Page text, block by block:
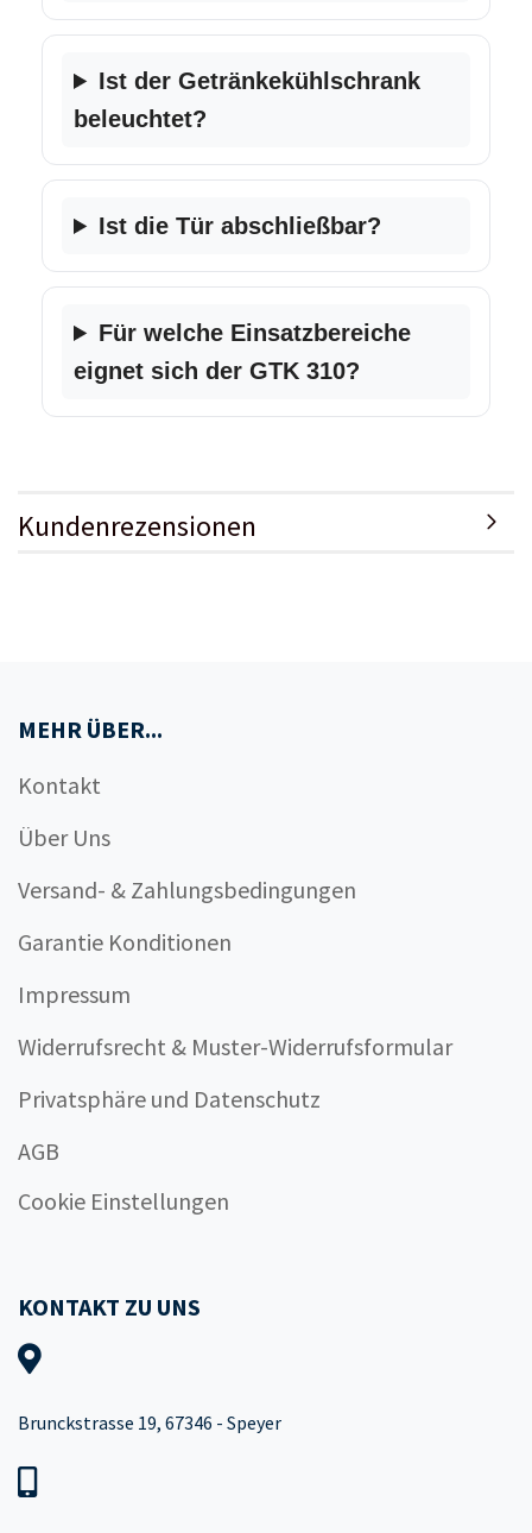
Ist der Getränkekühlschrank
beleuchtet?
Ist die Tür abschließbar?
Für welche Einsatzbereiche
eignet sich der GTK 310?
Kundenrezensionen
MEHR ÜBER...
Kontakt
Über Uns
Versand- & Zahlungsbedingungen
Garantie Konditionen
Impressum
Widerrufsrecht & Muster-Widerrufsformular
Privatsphäre und Datenschutz
AGB
Cookie Einstellungen
KONTAKT ZU UNS
Brunckstrasse 19, 67346 - Speyer